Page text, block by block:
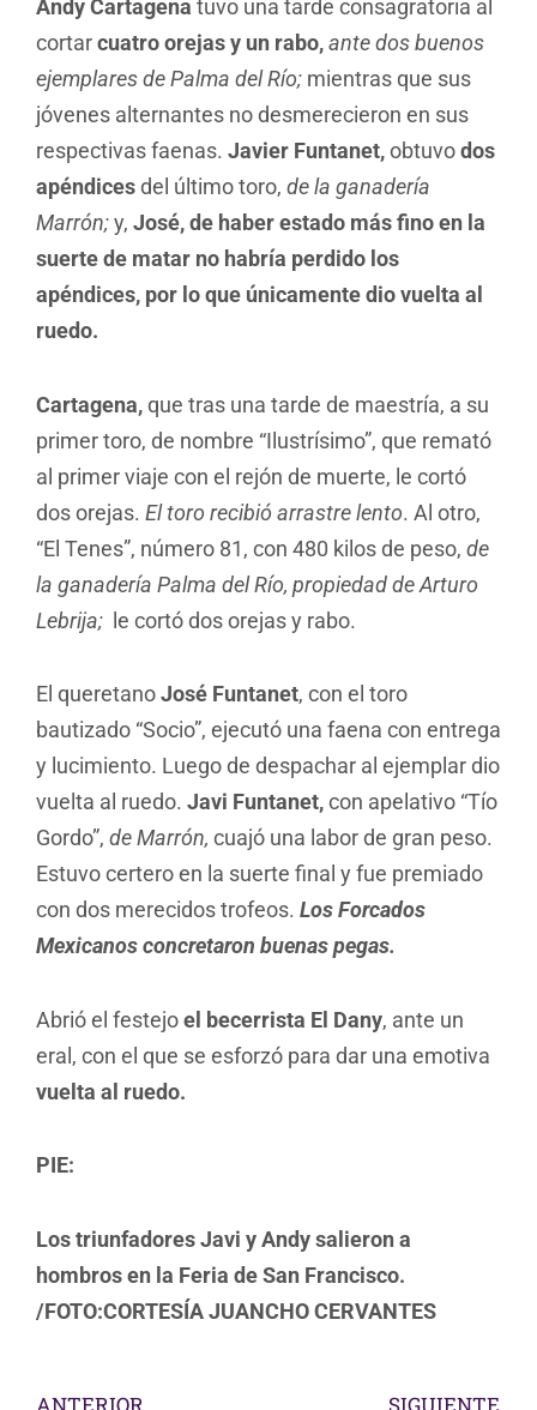
Andy Cartagena tuvo una tarde consagratoria al
cortarcuatro orejas y un rabo,ante dos buenos
ejemplares de Palma del Río; mientras que sus
jóvenes alternantes no desmerecieron en sus
respectivas faenas. Javier Funtanet,obtuvodos
apéndicesdel último toro, de la ganadería
Marrón;y, José, de haber estado más fino en la
suerte de matar no habría perdido los
apéndices, por lo que únicamente dio vuelta al
ruedo.
Cartagena,que tras una tarde de maestría, a su
primer toro, de nombre “Ilustrísimo”, que remató
al primer viaje con el rejón de muerte, le cortó
dos orejas. El toro recibió arrastre lento. Al otro,
“El Tenes”, número 81, con 480 kilos de peso, de
la ganadería Palma del Río, propiedad de Arturo
Lebrija; le cortó dos orejas y rabo.
El queretanoJosé Funtanet, con el toro
bautizado “Socio”, ejecutó una faena con entrega
y lucimiento. Luego de despachar al ejemplar dio
vuelta al ruedo. Javi Funtanet,con apelativo “Tío
Gordo”, de Marrón, cuajó una labor de gran peso.
Estuvo certero en la suerte final y fue premiado
con dos merecidos trofeos. Los Forcados
Mexicanos concretaron buenas pegas.
Abrió el festejoel becerrista El Dany, ante un
eral, con el que se esforzó para dar una emotiva
vuelta al ruedo.
PIE:
Los triunfadores Javi y Andy salieron a
hombros en la Feria de San Francisco.
/FOTO:CORTESÍA JUANCHO CERVANTES